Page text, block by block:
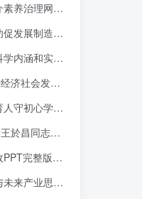
清朗网络空间主题班会幻灯片
讲含完整文稿PPT下载
学习教育PPT模板
证基层党课宣讲PPT下载
设专题培训PPT课件
政课团课ppt课件
一卷第二卷党建思想
完整PPT带讲稿课件